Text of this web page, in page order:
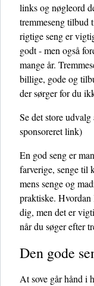
links og nøgleord
tremmeseng tilbud
rigtige seng er
godt - men også
mange år.
billige, gode og
der sørger for du
Se det store
sponsoreret link)
En god seng er
farverige, senge til
mens senge og
praktiske.
dig, men det er
når du søger efter
Den gode
At sove går hånd i